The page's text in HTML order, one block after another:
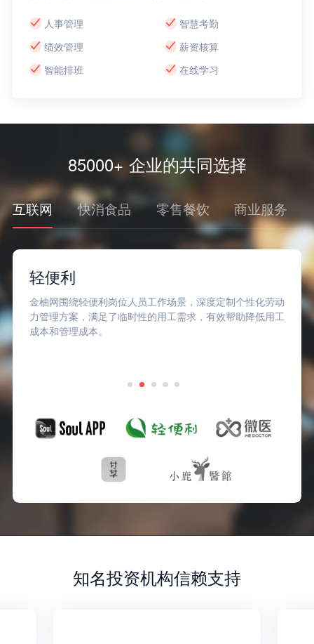
人事管理
智慧考勤
绩效管理
薪资核算
智能排班
在线学习
85000+ 企业的共同选择
互联网 快消食品 零售餐饮 商业服务
轻便利
金柚网围绕轻便利岗位人员工作场景，深度定制个性化劳动
力管理方案，满足了临时性的用工需求，有效帮助降低用工
成本和管理成本。
知名投资机构信赖支持